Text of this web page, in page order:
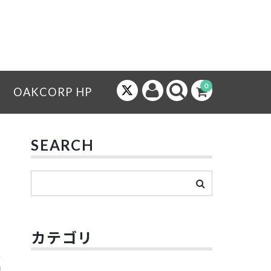
0
OAKCORP HP
SEARCH
カテゴリ